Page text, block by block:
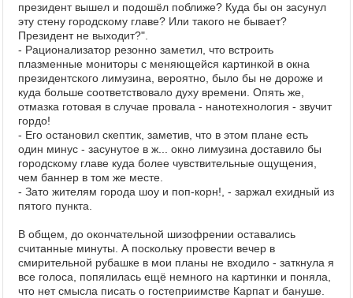
президент вышел и подошёл поближе? Куда бы он засунул
эту стену городскому главе? Или такого не бывает?
Президент не выходит?".
- Рационализатор резонно заметил, что встроить
плазменные мониторы с меняющейся картинкой в окна
президентского лимузина, вероятно, было бы не дороже и
куда больше соответствовало духу времени. Опять же,
отмазка готовая в случае провала - нанотехнология - звучит
гордо!
- Его остановил скептик, заметив, что в этом плане есть
один минус - засунутое в ж... окно лимузина доставило бы
городскому главе куда более чувствительные ощущения,
чем баннер в том же месте.
- Зато жителям города шоу и поп-корн!, - заржал ехидный из
пятого пункта.
В общем, до окончательной шизофрении оставались
считанные минуты. А поскольку провести вечер в
смирительной рубашке в мои планы не входило - заткнула я
все голоса, попялилась ещё немного на картинки и поняла,
что нет смысла писать о гостеприимстве Карпат и бануше.